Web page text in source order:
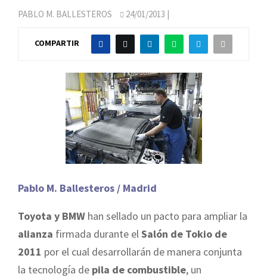
PABLO M. BALLESTEROS 24/01/2013 |
COMPARTIR
Pablo M. Ballesteros / Madrid
Toyota y BMW han sellado un pacto para ampliar la
alianza firmada durante el Salón de Tokio de
2011 por el cual desarrollarán de manera conjunta
la tecnología de pila de combustible, un